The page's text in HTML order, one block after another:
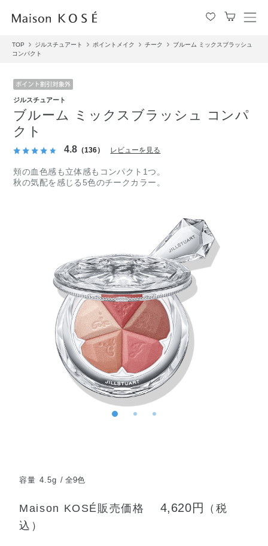
メ
ュ
TOP ジルスチュアート ポイントメイク チーク
ブルーム ミックスブラッシュ
コンパクト
ジルスチュアート
ブルーム ミックスブラッシュ コンパ
クト
4.8 （136） レビューを見る
頬の血色感も立体感もコンパクト1つ。
秋の気配を感じる5色のチークカラー。
容量 4.5g 全9色
Maison KOSÉ販売価格 4,620円
（税
込）